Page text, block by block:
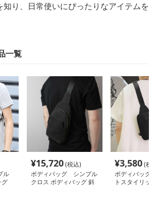
知り、日常使いにぴったりなアイテムを
一覧
ル
グ
¥15,720(税込)
ボディバッグ シンプル
クロス ボディバッグ 斜
¥3,580(税
ボディバッグ
トスタイリッ